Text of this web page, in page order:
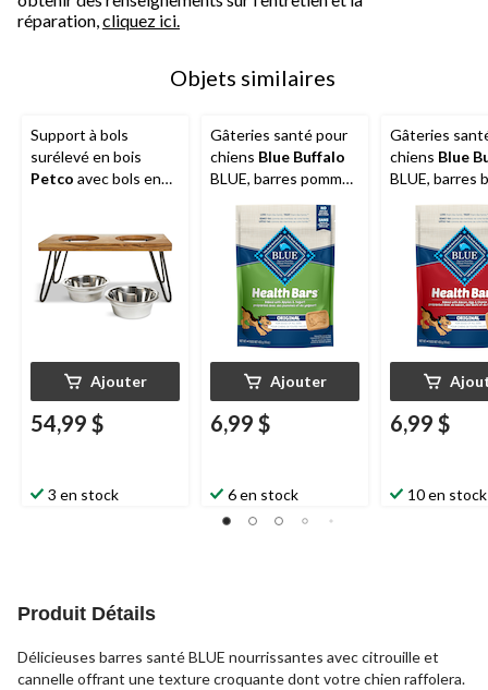
réparation,cliquez ici.
Objets similaires
Support à bols
surélevé en bois
Petco avec bols en
Ajouter
54,99 $
3 en stock
Gâteries santé pour
chiens Blue Buffalo
BLUE, barres pommes
et yogourt, 453 g
Ajouter
6,99 $
6 en stock
Gâteries
chiens Blue
BLUE, barres
6,99 $
10 en stock
Produit Détails
Délicieuses barres santé BLUE nourrissantes avec citrouille et
cannelle offrant une texture croquante dont votre chien raffolera.